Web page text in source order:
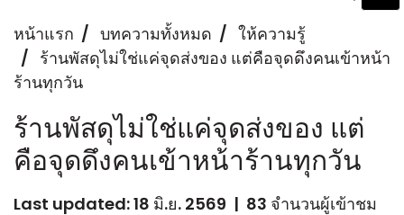
หน้าแรก บทความทั้งหมด
ให้ความรู้
ร้านพัสดุไม่ใช่แค่จุดส่งของ แต่คือจุดดึงคนเข้าหน้า
ร้านทุกวัน
ร้านพัสดุไม่ใช่แค่จุดส่งของ แต่
คือจุดดึงคนเข้าหน้าร้านทุกวัน
Last updated: 18 มิ.ย. 2569 | 83 จำนวนผู้เข้าชม